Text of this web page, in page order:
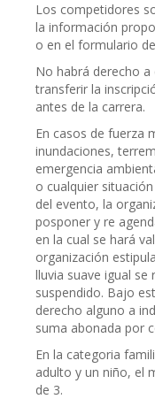
Los competidores
la información
o en el formulario
No habrá derecho
transferir la
antes de la carrera.
En casos de fuerza
inundaciones,
emergencia
o cualquier
del evento, la
posponer y re
en la cual se hará
organización
lluvia suave igual se
suspendido. Bajo
derecho alguno a
suma abonada por
En la categoria
adulto y un niño, el
de 3.